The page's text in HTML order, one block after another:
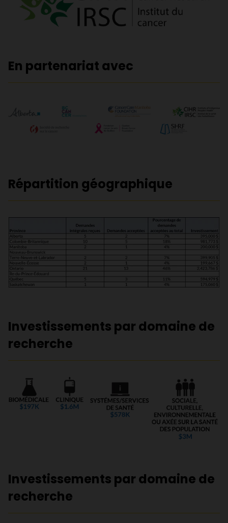
En partenariat avec
Répartition géographique
Investissements par domaine de
recherche
Investissements par domaine de
recherche